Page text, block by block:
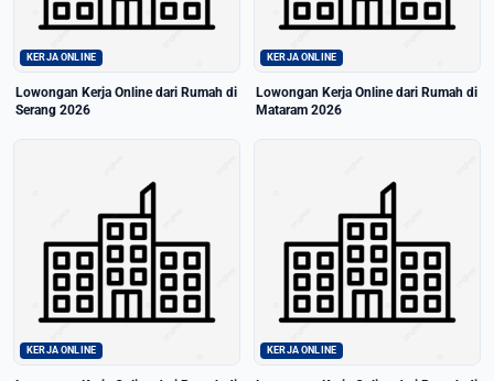
KERJA ONLINE
Lowongan Kerja Online dari Rumah di
Serang 2026
KERJA ONLINE
Lowongan Kerja Online dari Rumah di
Mataram 2026
KERJA ONLINE KERJA ONLINE